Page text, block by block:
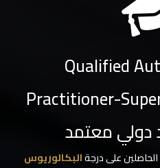
Qualified
Practitioner-
معتمد
على درجةالبكالوريوس